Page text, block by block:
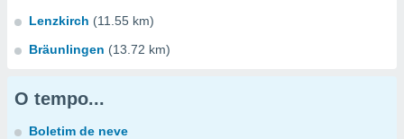
Lenzkirch (11.55 km)
Bräunlingen (13.72 km)
O tempo...
Boletim de neve